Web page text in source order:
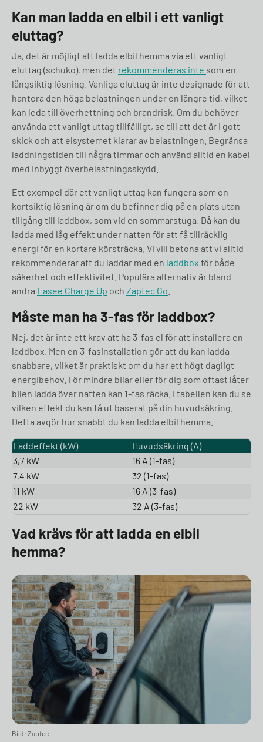
Kan man ladda en elbil i ett vanligt
eluttag?
Ja, det är möjligt att ladda elbil hemma via ett vanligt
eluttag (schuko), men det rekommenderas inte som en
långsiktig lösning. Vanliga eluttag är inte designade för att
hantera den höga belastningen under en längre tid, vilket
kan leda till överhettning och brandrisk. Om du behöver
använda ett vanligt uttag tillfälligt, se till att det är i gott
skick och att elsystemet klarar av belastningen. Begränsa
laddningstiden till några timmar och använd alltid en kabel
med inbyggt överbelastningsskydd.
Ett exempel där ett vanligt uttag kan fungera som en
kortsiktig lösning är om du befinner dig på en plats utan
tillgång till laddbox, som vid en sommarstuga. Då kan du
ladda med låg effekt under natten för att få tillräcklig
energi för en kortare körsträcka. Vi vill betona att vi alltid
rekommenderar att du laddar med en laddbox för både
säkerhet och effektivitet. Populära alternativ är bland
andra Easee Charge Up och Zaptec Go
Måste man ha 3-fas för laddbox?
Nej, det är inte ett krav att ha 3-fas el för att installera en
laddbox. Men en 3-fasinstallation gör att du kan ladda
snabbare, vilket är praktiskt om du har ett högt dagligt
energibehov. För mindre bilar eller för dig som oftast låter
bilen ladda över natten kan 1-fas räcka. I tabellen kan du se
vilken effekt du kan få ut baserat på din huvudsäkring.
Detta avgör hur snabbt du kan ladda elbil hemma.
Laddeffekt (kW)
Huvudsäkring (A)
3,7 kW
16 A (1-fas)
7,4 kW
32 (1-fas)
11 kW
16 A (3-fas)
22 kW
32 A (3-fas)
Vad krävs för att ladda en elbil
hemma?
Bild: Zaptec